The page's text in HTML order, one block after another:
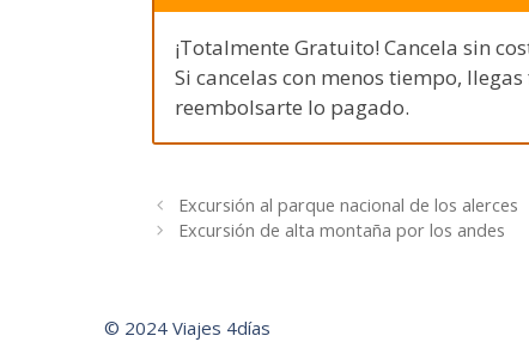
¡Totalmente Gratuito! Cancela sin
Si cancelas con menos tiempo,
reembolsarte lo pagado.
Excursión al parque nacional de los alerces
Excursión de alta montaña por los andes
© 2024 Viajes 4días